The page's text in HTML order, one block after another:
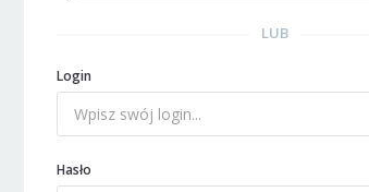
LUB
Login
Hasło